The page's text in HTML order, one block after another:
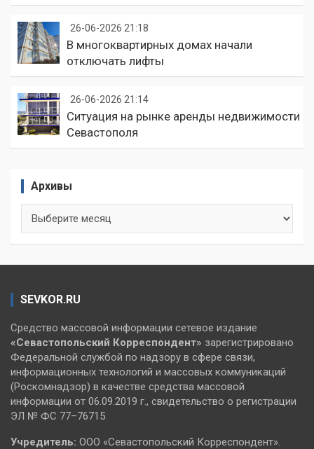
26-06-2026 21:18
В многоквартирных домах начали
отключать лифты
26-06-2026 21:14
Ситуация на рынке аренды недвижимости
Севастополя
Архивы
SEVKOR.RU
Средство массовой информации сетевое издание
«Севастопольский Корреспондент» зарегистрировано
Федеральной службой по надзору в сфере связи,
информационных технологий и массовых коммуникаций
(Роскомнадзор) в качестве средства массовой
информации от 06.09.2019 г., свидетельство о регистрации
ЭЛ № ФС 77–76715
Учредитель: ООО «Севастопольский Корреспондент».